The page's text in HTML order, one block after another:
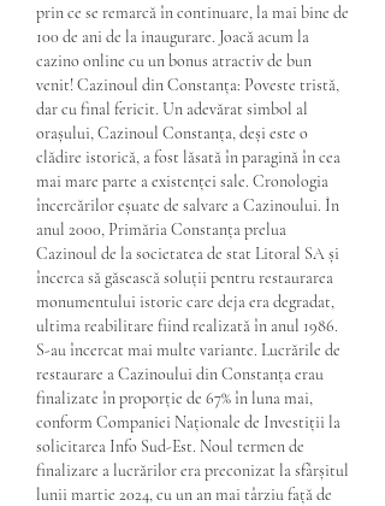
prin ce se remarcă în continuare, la mai bine de
100 de ani de la inaugurare. Joacă acum la
cazino online cu un bonus atractiv de bun
venit! Cazinoul din Constanța: Poveste tristă,
dar cu final fericit. Un adevărat simbol al
orașului, Cazinoul Constanța, deși este o
clădire istorică, a fost lăsată în paragină în cea
mai mare parte a existenței sale. Cronologia
încercărilor eșuate de salvare a Cazinoului. În
anul 2000, Primăria Constanța prelua
Cazinoul de la societatea de stat Litoral SA și
încerca să găsească soluții pentru restaurarea
monumentului istoric care deja era degradat,
ultima reabilitare fiind realizată în anul 1986.
S-au încercat mai multe variante. Lucrările de
restaurare a Cazinoului din Constanța erau
finalizate în proporție de 67% în luna mai,
conform Companiei Naționale de Investiții la
solicitarea Info Sud-Est. Noul termen de
finalizare a lucrărilor era preconizat la sfârșitul
lunii martie 2024, cu un an mai târziu față de